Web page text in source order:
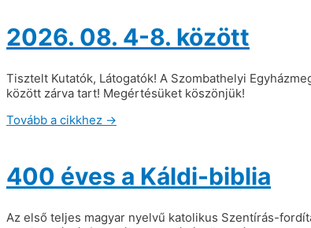
2026. 08. 4-8. között
Tisztelt Kutatók, Látogatók! A Szombathelyi
között zárva tart! Megértésüket köszönjük!
Tovább a cikkhez →
400 éves a Káldi-biblia
Az első teljes magyar nyelvű katolikus Szentírás-